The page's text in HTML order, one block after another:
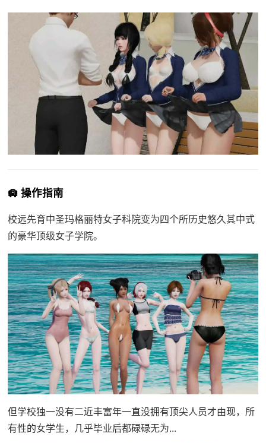
🛄 操作指南
校远先育中圣玛格丽特女子科院变为四个所历史悠久其中式
的豪华顶级女子学院。
但学校独一没有二近丰富年一直没拥有顶尖人员才由现，所
有性的女学生，几乎毕业后都碌碌无为...